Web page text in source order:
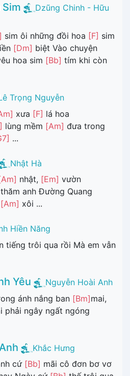
Dzũng Chinh - Hữu
sim ôi những đồi hoa [F] sim
[Dm] biệt Vào chuyện
hoa sim [Bb] tím khi còn
Trọng Nguyễn
xưa [F] lá hoa
lùng mềm [Am] đưa trong
...
Nhật Hà
nhật, [Em] vườn
anh Đường Quang
[Am] xôi ...
Hiền Năng
tiếng trôi qua rồi Mà em vẫn
Yêu
Nguyễn Hoài Anh
ánh nắng ban [Bm]mai,
phải ngây ngất ngóng
Khắc Hưng
cứ [Bb] mãi cô đơn bơ vơ